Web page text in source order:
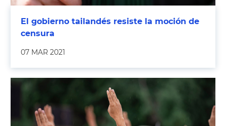
El gobierno tailandés resiste la moción de
censura
07 MAR 2021